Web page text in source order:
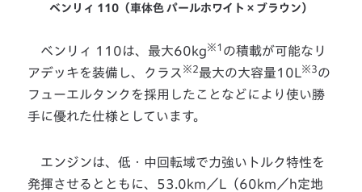
ベンリィ 110（車体色 パールホワイト×ブラウン）
ベンリィ 110は、最大60kg※1 の積載が可能なリ
アデッキを装備し、クラス ※2最大の大容量10L※3の
フューエルタンクを採用したことなどにより使い勝
手に優れた仕様としています。
エンジンは、低・中回転域で力強いトルク特性を
発揮させるとともに、53.0km／L（60km／h定地